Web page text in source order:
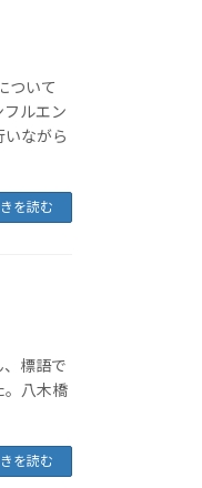
ついて
ルエン
ながら
を読む
標語で
。八木橋
を読む